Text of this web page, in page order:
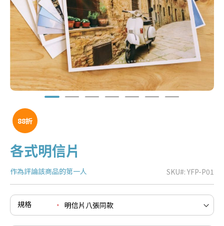
各式明信片
作為評論該商品的第一人 SKU YFP-P01
規格
88折